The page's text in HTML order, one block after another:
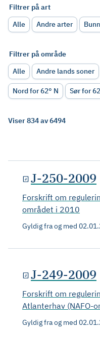
Filtrer på art
Alle
Andre arter
Filtrer på område
Alle
Andre lands soner
Nord for 62° N Sør for
Viser 834 av 6494
J-250-2009
Forskrift om
området i 2010
Gyldig fra og med
J-249-2009
Forskrift om
Atlanterhav (NAFO-
Gyldig fra og med